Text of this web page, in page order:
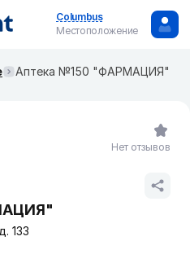
Columbus
Местоположение
Аптека №150 "ФАРМАЦИЯ"
133
Нет отзывов